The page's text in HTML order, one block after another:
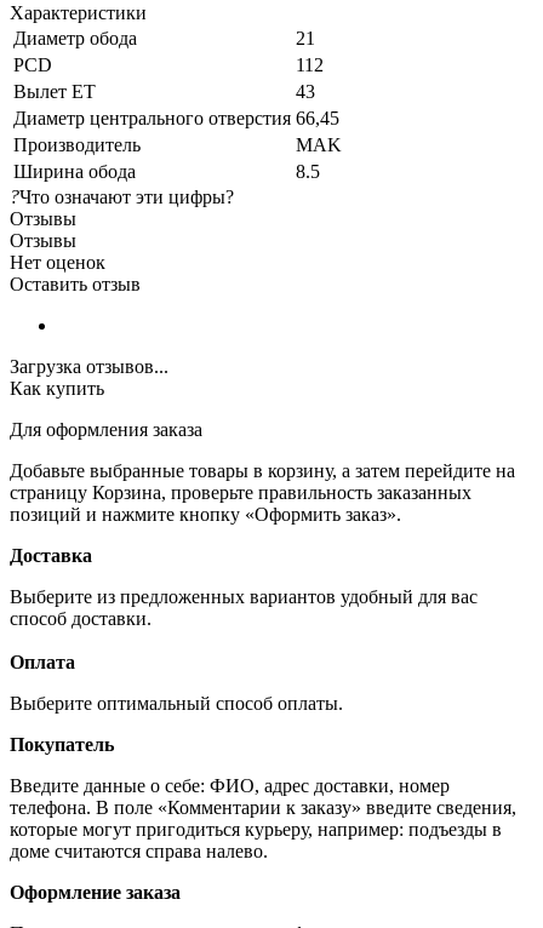
Характеристики
Диаметр обода
21
PCD
112
Вылет ET
43
Диаметр центрального отверстия 66,45
Производитель
MAK
Ширина обода
8.5
?Что означают эти цифры?
Отзывы
Отзывы
Нет оценок
Оставить отзыв
Загрузка отзывов...
Как купить
Для оформления заказа
Добавьте выбранные товары в корзину, а затем перейдите на
страницу Корзина, проверьте правильность заказанных
позиций и нажмите кнопку «Оформить заказ».
Доставка
Выберите из предложенных вариантов удобный для вас
способ доставки.
Оплата
Выберите оптимальный способ оплаты.
Покупатель
Введите данные о себе: ФИО, адрес доставки, номер
телефона. В поле «Комментарии к заказу» введите сведения,
которые могут пригодиться курьеру, например: подъезды в
доме считаются справа налево.
Оформление заказа